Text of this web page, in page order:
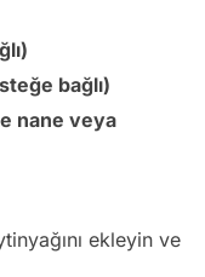
bağlı)
nane veya
ekleyin ve